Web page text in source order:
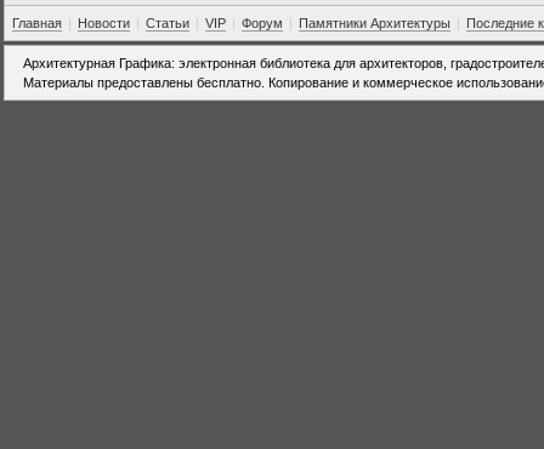
Главная | Новости | Статьи | VIP | Форум | Памятники Архитектуры | Последние
Архитектурная Графика: электронная библиотека для архитекторов,
Материалы предоставлены бесплатно. Копирование и коммерческое